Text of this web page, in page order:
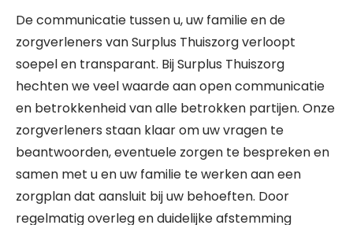
De communicatie tussen u, uw familie en de
zorgverleners van Surplus Thuiszorg verloopt
soepel en transparant. Bij Surplus Thuiszorg
hechten we veel waarde aan open communicatie
en betrokkenheid van alle betrokken partijen. Onze
zorgverleners staan klaar om uw vragen te
beantwoorden, eventuele zorgen te bespreken en
samen met u en uw familie te werken aan een
zorgplan dat aansluit bij uw behoeften. Door
regelmatig overleg en duidelijke afstemming